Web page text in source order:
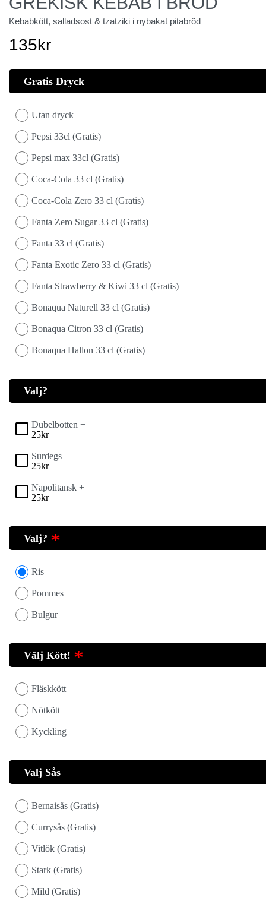
Kebabkött, salladsost & tzatziki i nybakat pitabröd
135kr
Gratis Dryck
Utan dryck
Pepsi 33cl (Gratis)
Pepsi max 33cl (Gratis)
Coca-Cola 33 cl (Gratis)
Coca-Cola Zero 33 cl (Gratis)
Fanta Zero Sugar 33 cl (Gratis)
Fanta 33 cl (Gratis)
Fanta Exotic Zero 33 cl (Gratis)
Fanta Strawberry & Kiwi 33 cl (Gratis)
Bonaqua Naturell 33 cl (Gratis)
Bonaqua Citron 33 cl (Gratis)
Bonaqua Hallon 33 cl (Gratis)
Valj?
Dubelbotten +
25kr
Surdegs +
25kr
Napolitansk +
25kr
Valj?
Ris
Pommes
Bulgur
Välj Kött!
Fläskkött
Nötkött
Kyckling
Valj Sås
Bernaisås (Gratis)
Currysås (Gratis)
Vitlök (Gratis)
Stark (Gratis)
Mild (Gratis)